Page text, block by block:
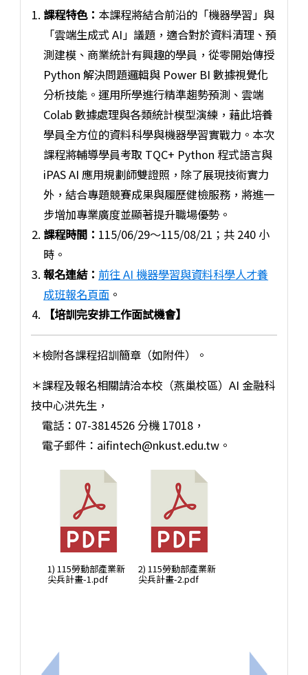
課程特色： 本課程將結合前沿的「機器學習」與
「雲端生成式 AI」議題，適合對於資料清理、預
測建模、商業統計有興趣的學員，從零開始傳授
Python 解決問題邏輯與 Power BI 數據視覺化
分析技能。運用所學進行精準趨勢預測、雲端
Colab 數據處理與各類統計模型演練，藉此培養
學員全方位的資料科學與機器學習實戰力。本次
課程將輔導學員考取 TQC+ Python 程式語言與
iPAS AI 應用規劃師雙證照，除了展現技術實力
外，結合專題競賽成果與履歷健檢服務，將進一
步增加專業廣度並顯著提升職場優勢。
課程時間： 115/06/29～115/08/21；共 240 小
時。
報名連結： 前往 AI 機器學習與資料科學人才養
成班報名頁面 。
【培訓完安排工作面試機會】
＊檢附各課程招訓簡章（如附件）。
＊課程及報名相關請洽本校（燕巢校區）AI 金融科
技中心洪先生，
電話：07-3814526 分機 17018，
電子郵件：aifintech@nkust.edu.tw。
1) 115勞動部產業新
尖兵計畫-1.pdf
2) 115勞動部產業新
尖兵計畫-2.pdf